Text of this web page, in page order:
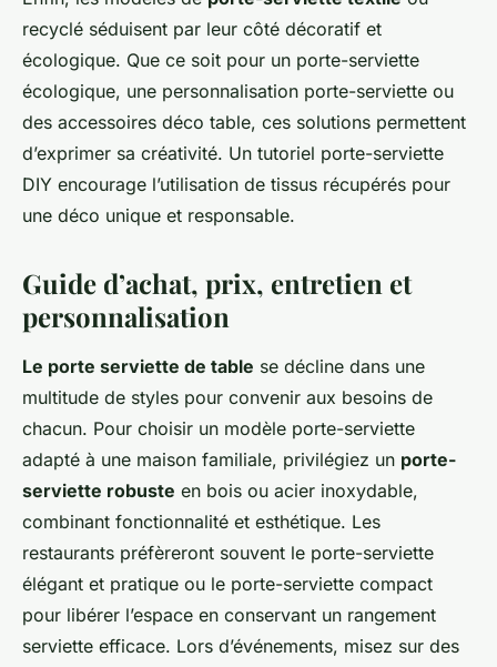
recyclé séduisent par leur côté décoratif et
écologique. Que ce soit pour un porte-serviette
écologique, une personnalisation porte-serviette ou
des accessoires déco table, ces solutions permettent
d’exprimer sa créativité. Un tutoriel porte-serviette
DIY encourage l’utilisation de tissus récupérés pour
une déco unique et responsable.
Guide d’achat, prix, entretien et
personnalisation
Le porte serviette de table se décline dans une
multitude de styles pour convenir aux besoins de
chacun. Pour choisir un modèle porte-serviette
adapté à une maison familiale, privilégiez un porte-
serviette robuste en bois ou acier inoxydable,
combinant fonctionnalité et esthétique. Les
restaurants préfèreront souvent le porte-serviette
élégant et pratique ou le porte-serviette compact
pour libérer l’espace en conservant un rangement
serviette efficace. Lors d’événements, misez sur des